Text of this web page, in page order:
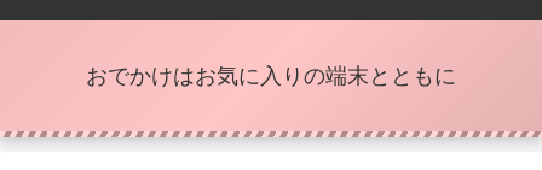
おでかけはお気に入りの端末とともに